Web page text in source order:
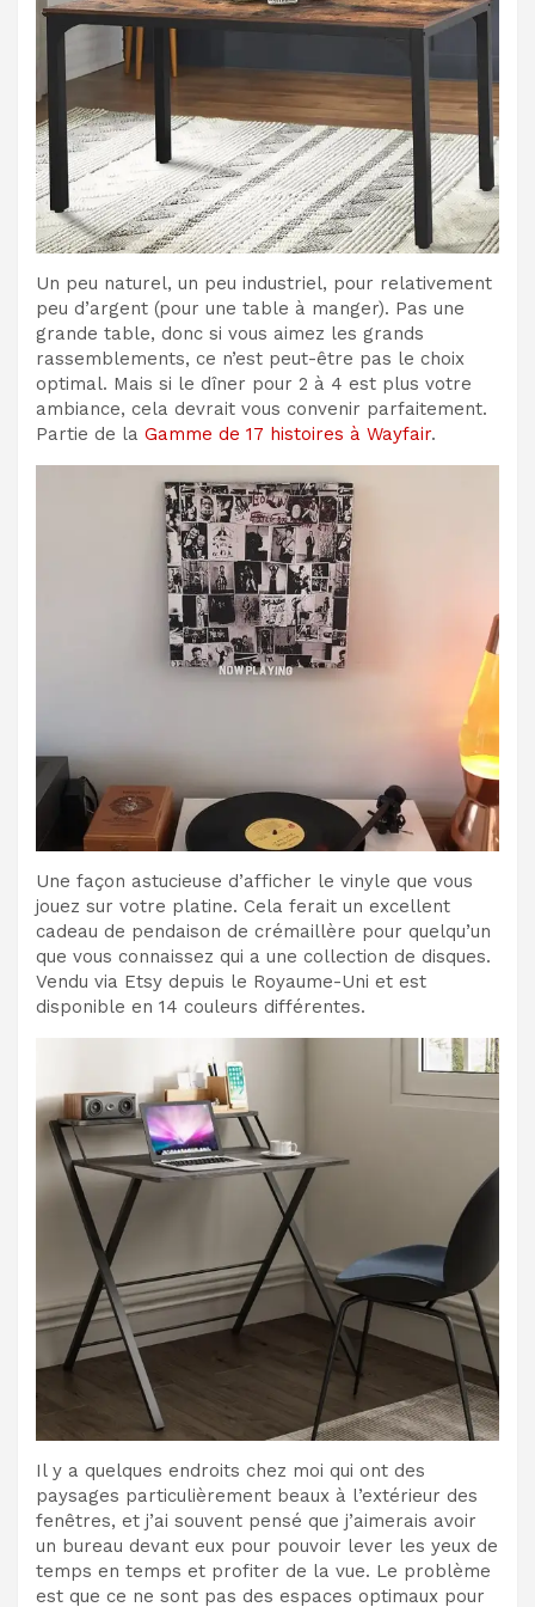
Un peu naturel, un peu industriel, pour relativement
peu d’argent (pour une table à manger). Pas une
grande table, donc si vous aimez les grands
rassemblements, ce n’est peut-être pas le choix
optimal. Mais si le dîner pour 2 à 4 est plus votre
ambiance, cela devrait vous convenir parfaitement.
Partie de la Gamme de 17 histoires à Wayfair.
Une façon astucieuse d’afficher le vinyle que vous
jouez sur votre platine. Cela ferait un excellent
cadeau de pendaison de crémaillère pour quelqu’un
que vous connaissez qui a une collection de disques.
Vendu via Etsy depuis le Royaume-Uni et est
disponible en 14 couleurs différentes.
Il y a quelques endroits chez moi qui ont des
paysages particulièrement beaux à l’extérieur des
fenêtres, et j’ai souvent pensé que j’aimerais avoir
un bureau devant eux pour pouvoir lever les yeux de
temps en temps et profiter de la vue. Le problème
est que ce ne sont pas des espaces optimaux pour